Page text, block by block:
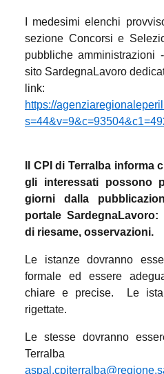
I medesimi elenchi
sezione Concorsi e
pubbliche amministrazioni
sito SardegnaLavoro
link:
https://
Il CPI di Terralba informa
gli interessati possono
giorni dalla
portale
di riesame, osservazioni.
Le istanze dovranno
formale ed essere
chiare e precise. Le
rigettate.
Le stesse dovranno